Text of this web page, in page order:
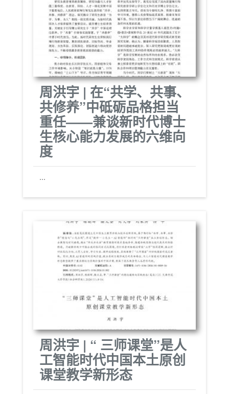
周洪宇 | 在“共学、共事、
共修养”中砥砺品格担当
重任——兼谈新时代博士
生核心能力发展的六维向
度
...
周洪宇 | “ 三师课堂”是人
工智能时代中国本土原创
课堂教学新形态